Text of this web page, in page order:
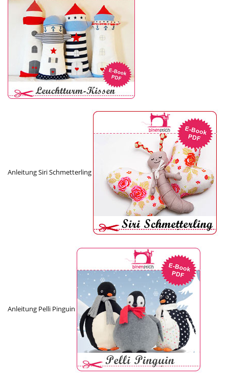
Anleitung Siri Schmetterling
Anleitung Pelli Pinguin